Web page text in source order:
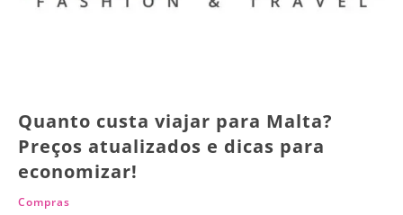
Quanto custa viajar para Malta?
Preços atualizados e dicas para
economizar!
Compras